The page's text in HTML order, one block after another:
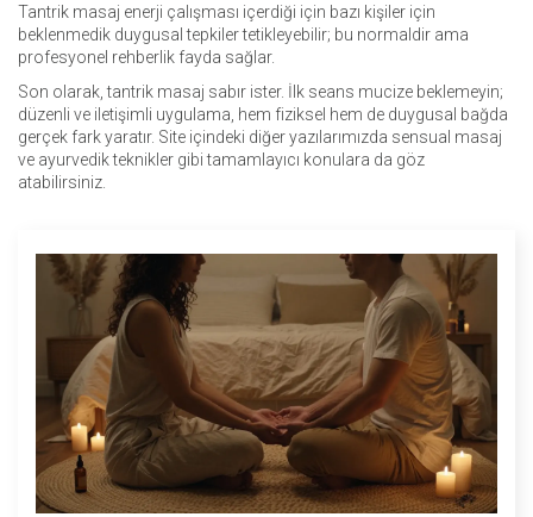
Tantrik masaj enerji çalışması içerdiği için bazı kişiler için
beklenmedik duygusal tepkiler tetikleyebilir; bu normaldir ama
profesyonel rehberlik fayda sağlar.
Son olarak, tantrik masaj sabır ister. İlk seans mucize beklemeyin;
düzenli ve iletişimli uygulama, hem fiziksel hem de duygusal bağda
gerçek fark yaratır. Site içindeki diğer yazılarımızda sensual masaj
ve ayurvedik teknikler gibi tamamlayıcı konulara da göz
atabilirsiniz.